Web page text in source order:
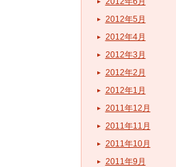
2012年5月
2012年4月
2012年3月
2012年2月
2012年1月
2011年12月
2011年11月
2011年10月
2011年9月